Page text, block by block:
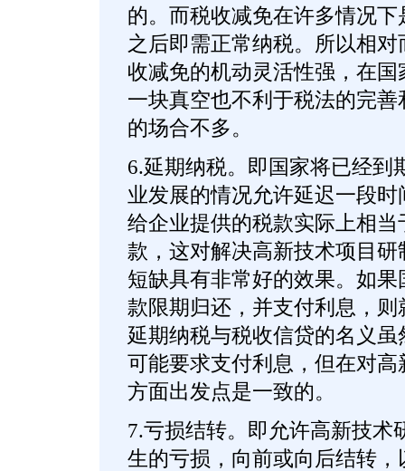
的。而税收减免在许多情况
之后即需正常纳税。所以相
收减免的机动灵活性强，在
一块真空也不利于税法的完
的场合不多。
6.延期纳税。即国家将已经到
业发展的情况允许延迟一段
给企业提供的税款实际上相
款，这对解决高新技术项目
短缺具有非常好的效果。如
款限期归还，并支付利息，
延期纳税与税收信贷的名义
可能要求支付利息，但在对
方面出发点是一致的。
7.亏损结转。即允许高新技术
生的亏损，向前或向后结转